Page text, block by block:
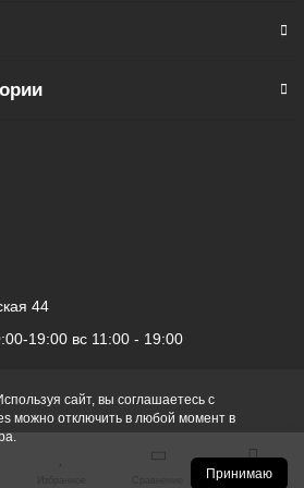
видео Full HD: 240 к/c
5 (802.11ac), 6 (802.11ax)
сайт, вы соглашаетесь с
можно отключить в любой момент в
Принимаю
44
19:00 вс 11:00 - 19:00
Корзина